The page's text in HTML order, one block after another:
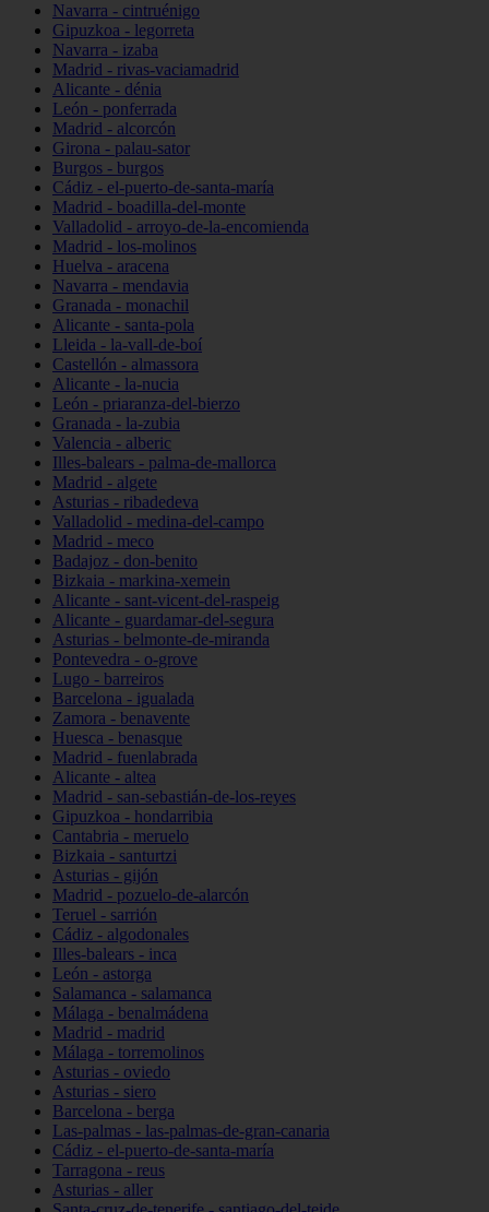
Navarra - cintruénigo
Gipuzkoa - legorreta
Navarra - izaba
Madrid - rivas-vaciamadrid
Alicante - dénia
León - ponferrada
Madrid - alcorcón
Girona - palau-sator
Burgos - burgos
Cádiz - el-puerto-de-santa-maría
Madrid - boadilla-del-monte
Valladolid - arroyo-de-la-encomienda
Madrid - los-molinos
Huelva - aracena
Navarra - mendavia
Granada - monachil
Alicante - santa-pola
Lleida - la-vall-de-boí
Castellón - almassora
Alicante - la-nucia
León - priaranza-del-bierzo
Granada - la-zubia
Valencia - alberic
Illes-balears - palma-de-mallorca
Madrid - algete
Asturias - ribadedeva
Valladolid - medina-del-campo
Madrid - meco
Badajoz - don-benito
Bizkaia - markina-xemein
Alicante - sant-vicent-del-raspeig
Alicante - guardamar-del-segura
Asturias - belmonte-de-miranda
Pontevedra - o-grove
Lugo - barreiros
Barcelona - igualada
Zamora - benavente
Huesca - benasque
Madrid - fuenlabrada
Alicante - altea
Madrid - san-sebastián-de-los-reyes
Gipuzkoa - hondarribia
Cantabria - meruelo
Bizkaia - santurtzi
Asturias - gijón
Madrid - pozuelo-de-alarcón
Teruel - sarrión
Cádiz - algodonales
Illes-balears - inca
León - astorga
Salamanca - salamanca
Málaga - benalmádena
Madrid - madrid
Málaga - torremolinos
Asturias - oviedo
Asturias - siero
Barcelona - berga
Las-palmas - las-palmas-de-gran-canaria
Cádiz - el-puerto-de-santa-maría
Tarragona - reus
Asturias - aller